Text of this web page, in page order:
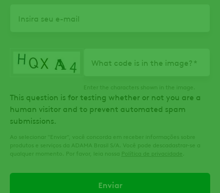
What code is in the image?
Enter the characters shown in the image.
This question is for testing whether or not you are a
human visitor and to prevent automated spam
submissions.
Ao selecionar "Enviar", você concorda em receber informações sobre
produtos e serviços da ADAMA Brasil S/A. Você pode descadastrar-se a
qualquer momento. Por favor, leia nossa Política de privacidade